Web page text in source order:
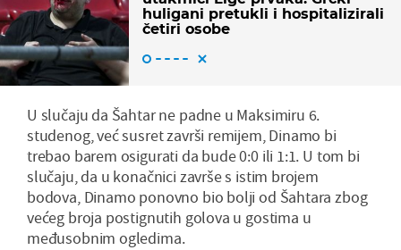
huligani pretukli i hospitalizirali
četiri osobe
U slučaju da Šahtar ne padne u Maksimiru 6.
studenog, već susret završi remijem, Dinamo bi
trebao barem osigurati da bude 0:0 ili 1:1. U tom bi
slučaju, da u konačnici završe s istim brojem
bodova, Dinamo ponovno bio bolji od Šahtara zbog
većeg broja postignutih golova u gostima u
međusobnim ogledima.